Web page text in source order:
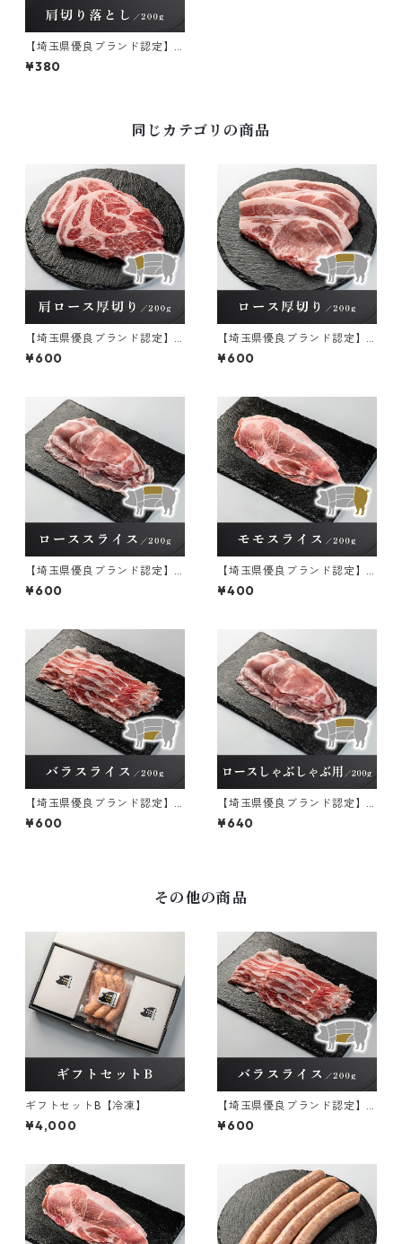
【埼玉県優良ブランド認定】
彩の国愛彩三元豚 肩切り落
とし 冷凍 200g×1パック
¥380
同じカテゴリの商品
【埼玉県優良ブランド認定】
彩の国愛彩三元豚 肩ロース
厚切り【冷凍】 200g×1パッ
¥600
【埼玉県優良ブランド認定】
彩の国愛彩三元豚 ロース厚
切り【冷凍】 200g×1パック
¥600
【埼玉県優良ブランド認定】
彩の国愛彩三元豚 ロースス
ライス【冷凍】 200g×1パッ
¥600
【埼玉県優良ブランド認定】
彩の国愛彩三元豚 モモスラ
イス【冷凍】 200g×1パック
¥400
【埼玉県優良ブランド認定】
彩の国愛彩三元豚 バラスラ
イス 冷凍 200g×1パック
¥600
【埼玉県優良ブランド認定】
彩の国愛彩三元豚 ロースし
ゃぶしゃぶ用【冷凍】 200g×
¥640
その他の商品
ギフトセットB【冷凍】
¥4,000
【埼玉県優良ブランド認定】
彩の国愛彩三元豚 バラスラ
イス 冷凍 200g×1パック
¥600